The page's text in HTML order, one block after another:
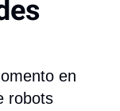
en
robots